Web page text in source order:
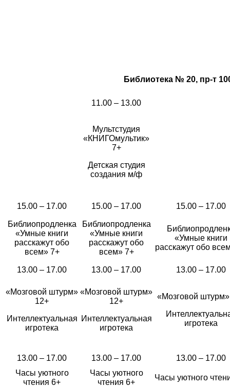
Библиотека № 20, пр-т
11.00 – 13.00
Мультстудия
«КНИГОмультик»
7+
Детская студия
создания м/ф
15.00 – 17.00 15.00 – 17.00 15.00 – 17.00
Библиопродленка
«Умные книги
расскажут обо
всем» 7+
Библиопродленка
«Умные книги
расскажут обо
всем» 7+
«Умные книги
расскажут обо
13.00 – 17.00 13.00 – 17.00 13.00 – 17.00
«Мозговой штурм»
12+
Интеллектуальная
игротека
«Мозговой штурм»
12+
Интеллектуальная
игротека
«Мозговой
игротека
13.00 – 17.00 13.00 – 17.00
13.00 – 17.00
Часы уютного
чтения 6+
Часы уютного
чтения 6+
Часы уютного